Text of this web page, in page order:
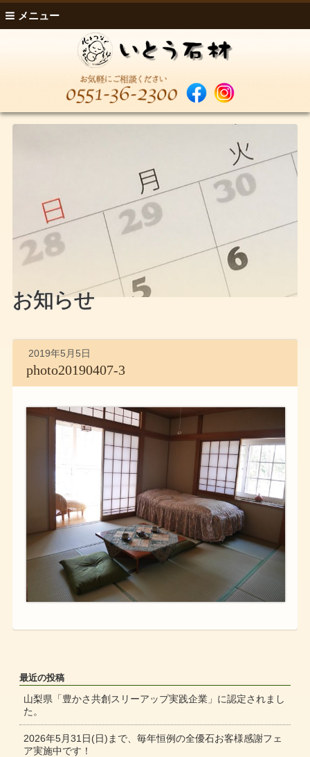
メニュー
お知らせ
2019年5月5日
photo20190407-3
最近の投稿
山梨県「豊かさ共創スリーアップ実践企業」に認定されまし
た。
2026年5月31日(日)まで、毎年恒例の全優石お客様感謝フェ
ア実施中です！